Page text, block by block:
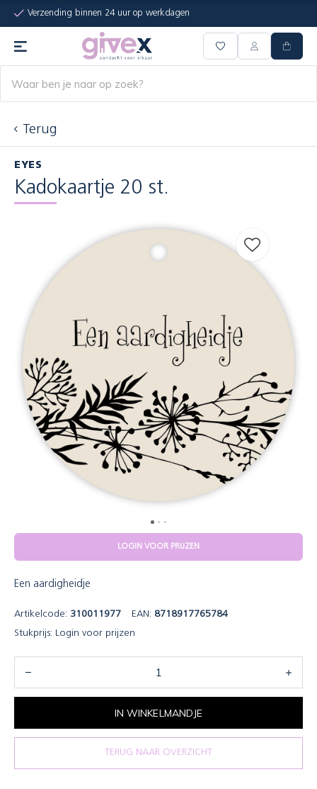
Verzending binnen 24 uur op werkdagen
Terug
EYES
Kadokaartje 20 st.
LOGIN VOOR PRIJZEN
Een aardigheidje
Artikelcode: 310011977 EAN: 8718917765784
Stukprijs: Login voor prijzen
IN WINKELMANDJE
TERUG NAAR OVERZICHT